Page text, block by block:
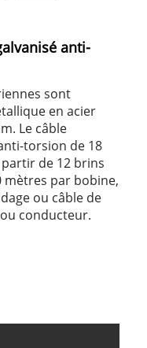
anti-
sont
en acier
Le câble
torsion de 18
de 12 brins
mètres par bobine,
ou câble de
conducteur.